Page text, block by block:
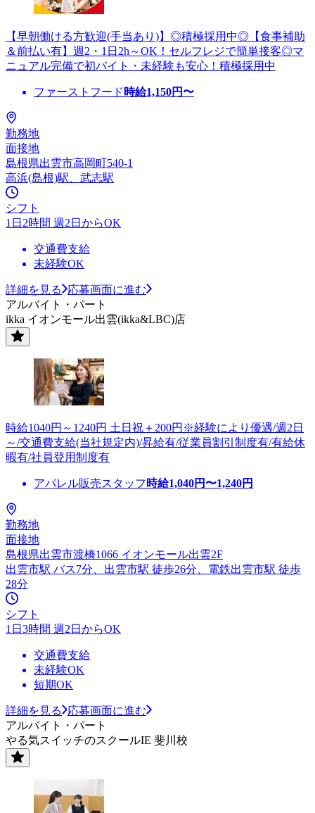
【早朝働ける方歓迎(手当あり)】◎積極採用中◎【食事補助
＆前払い有】週2・1日2h～OK！セルフレジで簡単接客◎マ
ニュアル完備で初バイト・未経験も安心！積極採用中
ファーストフード 時給1,150円〜
勤務地
面接地
島根県出雲市高岡町540-1
高浜(島根)駅、武志駅
シフト
1日2時間 週2日からOK
交通費支給
未経験OK
詳細を見る
応募画面に進む
アルバイト・パート
ikka イオンモール出雲(ikka&LBC)店
時給1040円～1240円 土日祝＋200円※経験により優遇/週2日
～/交通費支給(当社規定内)/昇給有/従業員割引制度有/有給休
暇有/社員登用制度有
アパレル販売スタッフ 時給1,040円〜1,240円
勤務地
面接地
島根県出雲市渡橋1066 イオンモール出雲2F
出雲市駅 バス7分、出雲市駅 徒歩26分、電鉄出雲市駅 徒歩
28分
シフト
1日3時間 週2日からOK
交通費支給
未経験OK
短期OK
詳細を見る
応募画面に進む
アルバイト・パート
やる気スイッチのスクールIE 斐川校